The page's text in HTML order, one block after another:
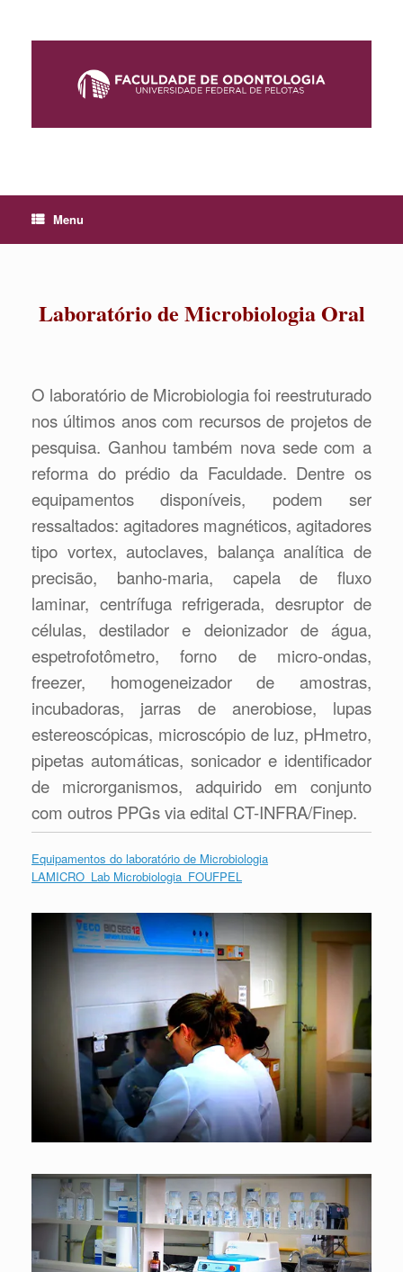
content
Menu
Laboratório de Microbiologia Oral
O laboratório de Microbiologia foi reestruturado
nos últimos anos com recursos de projetos de
pesquisa. Ganhou também nova sede com a
reforma do prédio da Faculdade. Dentre os
equipamentos disponíveis, podem ser
ressaltados: agitadores magnéticos, agitadores
tipo vortex, autoclaves, balança analítica de
precisão, banho-maria, capela de fluxo
laminar, centrífuga refrigerada, desruptor de
células, destilador e deionizador de água,
espetrofotômetro, forno de micro-ondas,
freezer, homogeneizador de amostras,
incubadoras, jarras de anerobiose, lupas
estereoscópicas, microscópio de luz, pHmetro,
pipetas automáticas, sonicador e identificador
de microrganismos, adquirido em conjunto
com outros PPGs via edital CT-INFRA/Finep.
Equipamentos do laboratório de Microbiologia
LAMICRO_Lab Microbiologia_FOUFPEL